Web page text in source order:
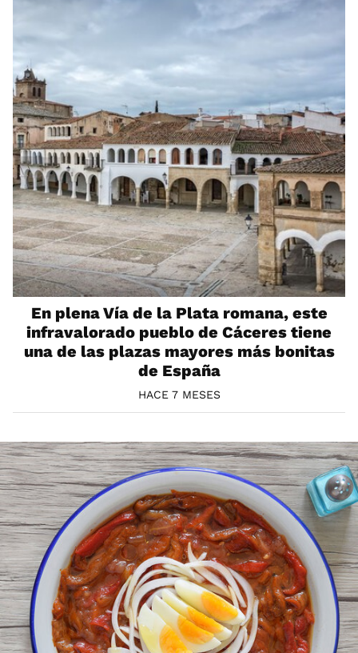
En plena Vía de la Plata romana, este
infravalorado pueblo de Cáceres tiene
una de las plazas mayores más bonitas
de España
HACE 7 MESES